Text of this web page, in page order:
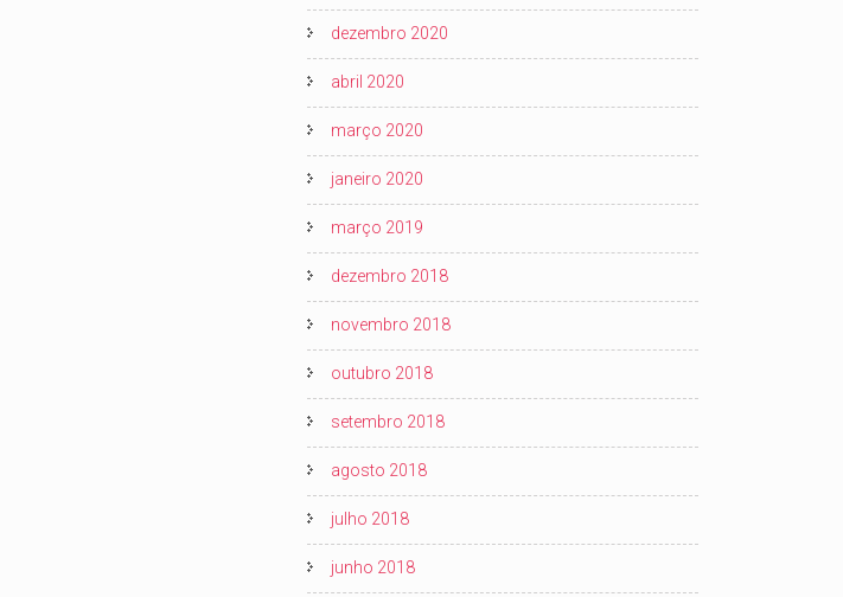
dezembro 2020
abril 2020
março 2020
janeiro 2020
março 2019
dezembro 2018
novembro 2018
outubro 2018
setembro 2018
agosto 2018
julho 2018
junho 2018